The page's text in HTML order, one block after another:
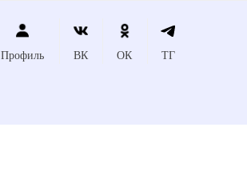
Профиль ВК ОК ТГ